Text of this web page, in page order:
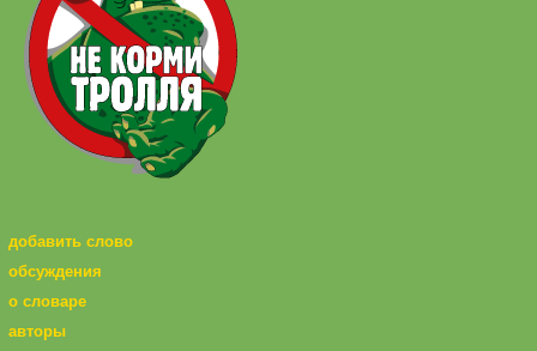
добавить слово
обсуждения
о словаре
авторы